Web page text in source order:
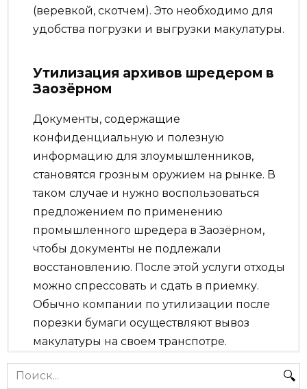
(веревкой, скотчем). Это необходимо для
удобства погрузки и выгрузки макулатуры.
Утилизация архивов шредером в
Заозёрном
Документы, содержащие
конфиденциальную и полезную
информацию для злоумышленников,
становятся грозным оружием на рынке. В
таком случае и нужно воспользоваться
предложением по применению
промышленного шредера в Заозёрном,
чтобы документы не подлежали
восстановлению. После этой услуги отходы
можно спрессовать и сдать в приемку.
Обычно компании по утилизации после
порезки бумаги осуществляют вывоз
макулатуры на своем транспотре.
Search